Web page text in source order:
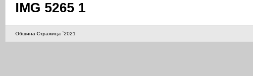
IMG 5265 1
Община Стражица `2021